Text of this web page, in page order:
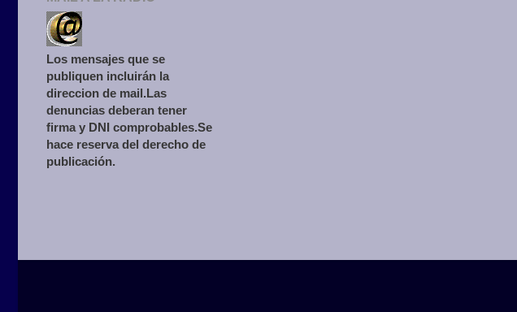
Los mensajes que se
publiquen incluirán la
direccion de mail.Las
denuncias deberan tener
firma y DNI comprobables.Se
hace reserva del derecho de
publicación.